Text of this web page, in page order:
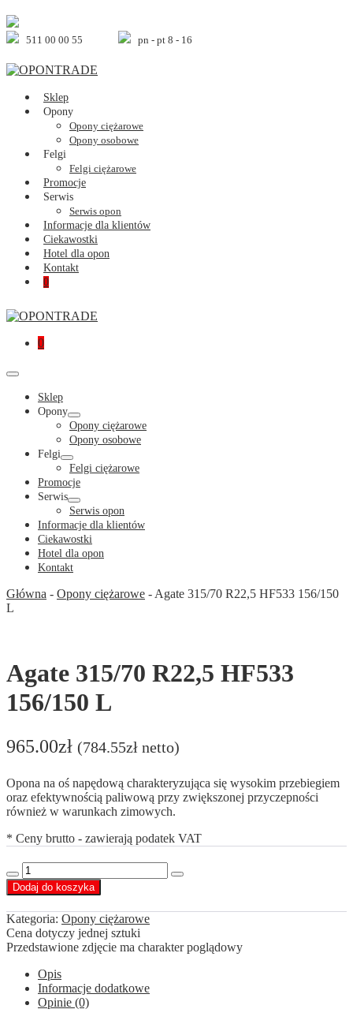
Skip
to
content511 00 00 55 pn - pt 8 - 16
Sklep
Opony
Opony ciężarowe
Opony osobowe
Felgi
Felgi ciężarowe
Promocje
Serwis
Serwis opon
Informacje dla klientów
Ciekawostki
Hotel dla opon
Kontakt
Shopping
0Items
Shopping
0Items
Menu
Toggle
Sklep
Opony
Menu
Toggle
Opony ciężarowe
Opony osobowe
Felgi
Menu
Toggle
Felgi ciężarowe
Promocje
Serwis
Menu
Toggle
Serwis opon
Informacje dla klientów
Ciekawostki
Hotel dla opon
Kontakt
Główna - Opony ciężarowe - Agate 315/70 R22,5 HF533 156/150
L
Agate 315/70 R22,5 HF533
156/150 L
965.00zł (784.55zł netto)
Opona na oś napędową charakteryzująca się wysokim przebiegiem
oraz efektywnością paliwową przy zwiększonej przyczepności
również w warunkach zimowych.
* Ceny brutto - zawierają podatek VAT
Decrease
quantity
ilość
Agate
315/70
R22,5
HF533
156/150
L
Increase
Dodaj do koszyka
Kategoria: Opony ciężarowe
Cena dotyczy jednej sztuki
Przedstawione zdjęcie ma charakter poglądowy
Opis
Informacje dodatkowe
Opinie (0)